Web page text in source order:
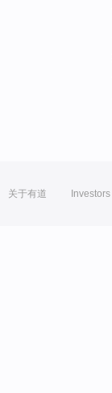
关于有道 Investors